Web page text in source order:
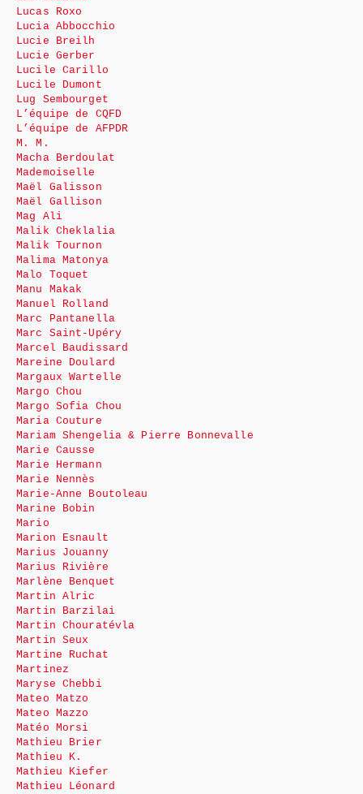
Lucas Roxo
Lucia Abbocchio
Lucie Breilh
Lucie Gerber
Lucile Carillo
Lucile Dumont
Lug Sembourget
L’équipe de CQFD
L’équipe de AFPDR
M. M.
Macha Berdoulat
Mademoiselle
Maël Galisson
Maël Gallison
Mag Ali
Malik Cheklalia
Malik Tournon
Malima Matonya
Malo Toquet
Manu Makak
Manuel Rolland
Marc Pantanella
Marc Saint-Upéry
Marcel Baudissard
Mareine Doulard
Margaux Wartelle
Margo Chou
Margo Sofia Chou
Maria Couture
Mariam Shengelia & Pierre Bonnevalle
Marie Causse
Marie Hermann
Marie Nennès
Marie-Anne Boutoleau
Marine Bobin
Mario
Marion Esnault
Marius Jouanny
Marius Rivière
Marlène Benquet
Martin Alric
Martin Barzilai
Martin Chouratévla
Martin Seux
Martine Ruchat
Martinez
Maryse Chebbi
Mateo Matzo
Mateo Mazzo
Matéo Morsi
Mathieu Brier
Mathieu K.
Mathieu Kiefer
Mathieu Léonard